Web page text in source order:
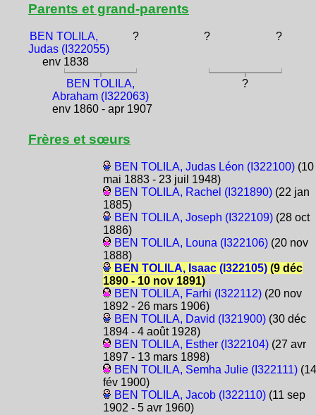
Parents et grand-parents
BEN TOLILA,
Judas (I322055)
env 1838
? ? ?
BEN TOLILA,
Abraham (I322063)
env 1860 - apr 1907
?
Frères et sœurs
BEN TOLILA, Judas Léon (I322100)(10
mai 1883 - 23 juil 1948)
BEN TOLILA, Rachel (I321890)(22 jan
1885)
BEN TOLILA, Joseph (I322109)(28 oct
1886)
BEN TOLILA, Louna (I322106)(20 nov
1888)
BEN TOLILA, Isaac (I322105)(9 déc
1890 - 10 nov 1891)
BEN TOLILA, Farhi (I322112)(20 nov
1892 - 26 mars 1906)
BEN TOLILA, David (I321900)(30 déc
1894 - 4 août 1928)
BEN TOLILA, Esther (I322104)(27 avr
1897 - 13 mars 1898)
BEN TOLILA, Semha Julie (I322111)(14
fév 1900)
BEN TOLILA, Jacob (I322110)(11 sep
1902 - 5 avr 1960)